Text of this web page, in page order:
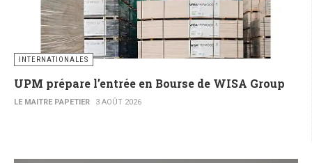
INTERNATIONALES
UPM prépare l’entrée en Bourse de WISA Group
LE MAITRE PAPETIER 3 AOÛT 2026